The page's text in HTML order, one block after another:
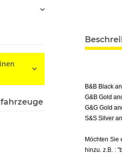
B&B Black
G&B Gold
G&G Gold
S&S Silver
Möchten Sie
hinzu. z.B. :